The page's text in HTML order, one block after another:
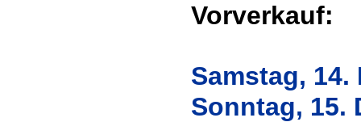
Vorverkauf:
Samstag, 14.
Sonntag, 15.